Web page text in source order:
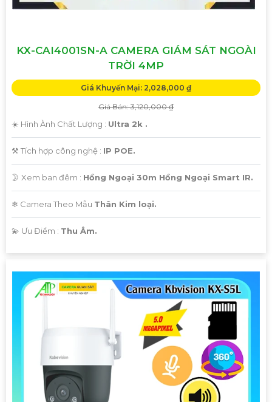
KX-CAI4001SN-A CAMERA GIÁM SÁT NGOÀI
TRỜI 4MP
Giá Khuyến Mại: 2,028,000 ₫
Giá Bán: 3,120,000 ₫
☀️ Hình Ành Chất Lượng : Ultra 2k .
⚒ Tích hợp công nghệ : IP POE.
🌛 Xem ban đêm : Hồng Ngoại 30m Hồng Ngoại Smart IR.
❄ Camera Theo Mẫu Thân Kim loại.
️💫 Ưu Điểm : Thu Âm.